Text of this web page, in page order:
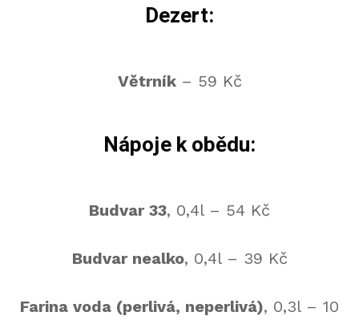
Dezert:
Větrník – 59 Kč
Nápoje k obědu:
Budvar 33, 0,4l – 54 Kč
Budvar nealko, 0,4l – 39 Kč
Farina voda (perlivá, neperlivá), 0,3l – 10